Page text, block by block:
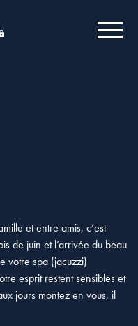
PRO
MENU
et entre amis, c’est
de juin et l’arrivée du beau
votre spa (jacuzzi)
esprit restent sensibles et
jours montez en vous, il